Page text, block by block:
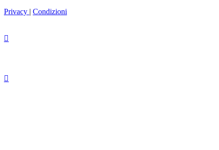
Privacy | Condizioni